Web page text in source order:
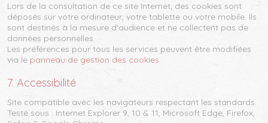
Lors de la consultation de ce site Internet, des cookies sont
déposés sur votre ordinateur, votre tablette ou votre mobile. Ils
sont destinés à la mesure d'audience et ne collectent pas de
données personnelles.
Les préférences pour tous les services peuvent être modifiées
via le panneau de gestion des cookies.
7. Accessibilité
Site compatible avec les navigateurs respectant les standards.
Testé sous : Internet Explorer 9, 10 & 11, Microsoft Edge, Firefox,